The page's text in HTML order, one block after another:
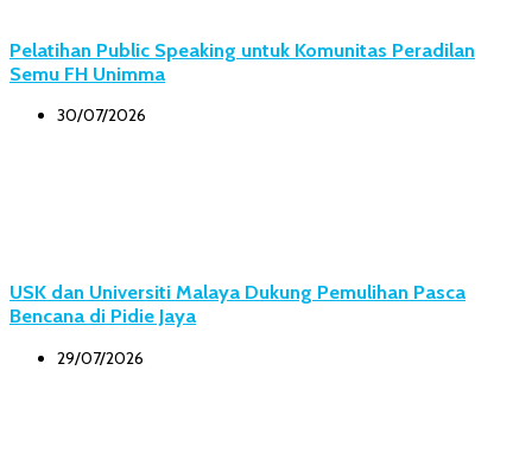
Pelatihan Public Speaking untuk Komunitas Peradilan
Semu FH Unimma
30/07/2026
USK dan Universiti Malaya Dukung Pemulihan Pasca
Bencana di Pidie Jaya
29/07/2026